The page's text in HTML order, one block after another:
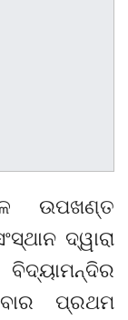
ଉପଖଣ୍ତ
ଦ୍ୱାରା
ପ୍ରଥମ